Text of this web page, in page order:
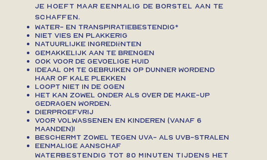
je hoeft maar eenmalig de borstel aan te
schaffen.
Water- en transpiratiebestendig*
Niet vies en plakkerig
Natuurlijke ingrediënten
Gemakkelijk aan te brengen
Ook voor de gevoelige huid
Ideaal om te gebruiken op dunner wordend
haar of kale plekken
Loopt niet in de ogen
Het kan zowel onder als over de make-up
gedragen worden.
Dierproefvrij
Voor volwassenen en kinderen (vanaf 6
maanden)!
Beschermt zowel tegen UVA- als UVB-stralen
Eenmalige aanschaf
Waterbestendig tot 80 minuten tijdens het